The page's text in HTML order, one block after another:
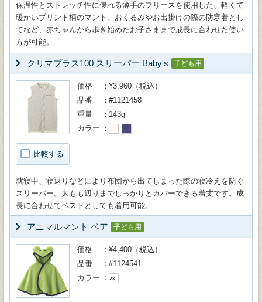
保温性とストレッチ性に優れる薄手のフリースを使用した、軽くて
暖かいプリント柄のマント。おくるみやお出掛けの際の防寒着とし
てなど、赤ちゃんから歩き始めたお子さままで成長に合わせた使い
方が可能。
クリマプラス100 スリーパー Baby's 子ども用
比較する
価格
¥3,960（税込）
品番
#1121458
重量
143g
カラー
就寝中、寝返りなどにより布団から出てしまった際の寝冷えを防ぐ
スリーパー。太もも辺りまでしっかりとカバーできる着丈です。成
長に合わせてベストとしても着用可能。
アニマルマント ベア 子ども用
価格
¥4,400（税込）
品番
#1124541
カラー